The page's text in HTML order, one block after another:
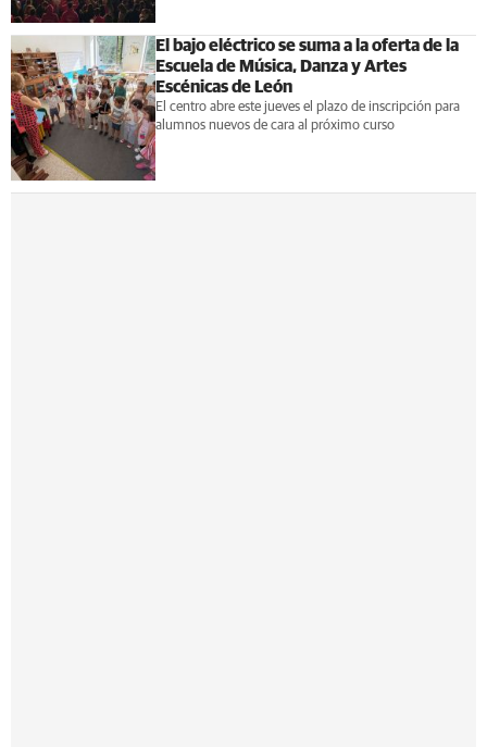
El bajo eléctrico se suma a la oferta de la
Escuela de Música, Danza y Artes
Escénicas de León
El centro abre este jueves el plazo de inscripción para
alumnos nuevos de cara al próximo curso